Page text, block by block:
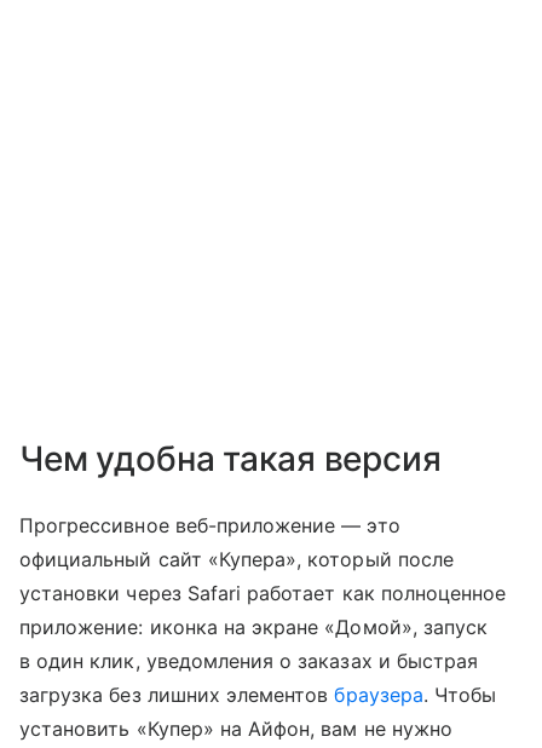
Чем удобна такая версия
Прогрессивное веб-приложение — это
официальный сайт «Купера», который после
установки через Safari работает как полноценное
приложение: иконка на экране «Домой», запуск
в один клик, уведомления о заказах и быстрая
загрузка без лишних элементовбраузера. Чтобы
установить «Купер» на Айфон, вам не нужно